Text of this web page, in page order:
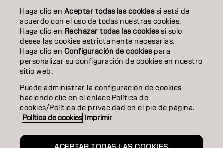
CONTACTO
Aviso legalPolítica de privacidadPolítica de cookies
Condiciones de usoAccesibilidad
Compromiso con la sostenibilidad
ES | Spanish
Goldwell forma parte de
Haga clic en Aceptar todas las cookiessi está de
acuerdo con el uso de todas nuestras cookies.
Haga clic en Rechazar todas las cookiessi solo
desea las cookies estrictamente necesarias.
Haga clic en Configuración de cookiespara
personalizar su configuración de cookies en nuestro
sitio web.
Puede administrar la configuración de cookies
haciendo clic en el enlace Política de
cookies/Política de privacidad en el pie de página.
Política de cookies Imprimir